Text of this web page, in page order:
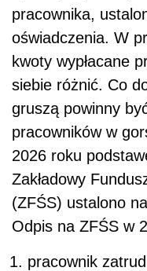
pracownika,
oświadczenia. W
kwoty wypłacane
siebie różnić. Co
gruszą powinny
pracowników w
2026 roku
Zakładowy
(ZFŚS) ustalono
Odpis na ZFŚS w
pracownik